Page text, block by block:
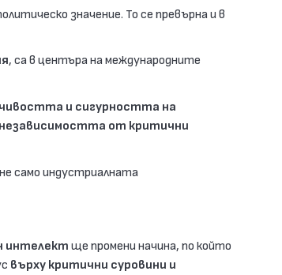
значение. То се превърна и в
, са в центъра на международните
и сигурността на
независимостта от критични
само индустриалната
интелект ще промени начина, по който
върху критични суровини и